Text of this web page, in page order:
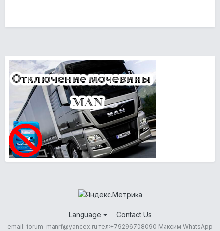
Language Contact Us
email: forum-manrf@yandex.ru тел:+79296708090 Максим WhatsApp